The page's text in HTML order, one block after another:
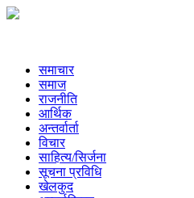
समाचार
समाज
राजनीति
आर्थिक
अन्तर्वार्ता
विचार
साहित्य/सिर्जना
सूचना प्रविधि
खेलकुद